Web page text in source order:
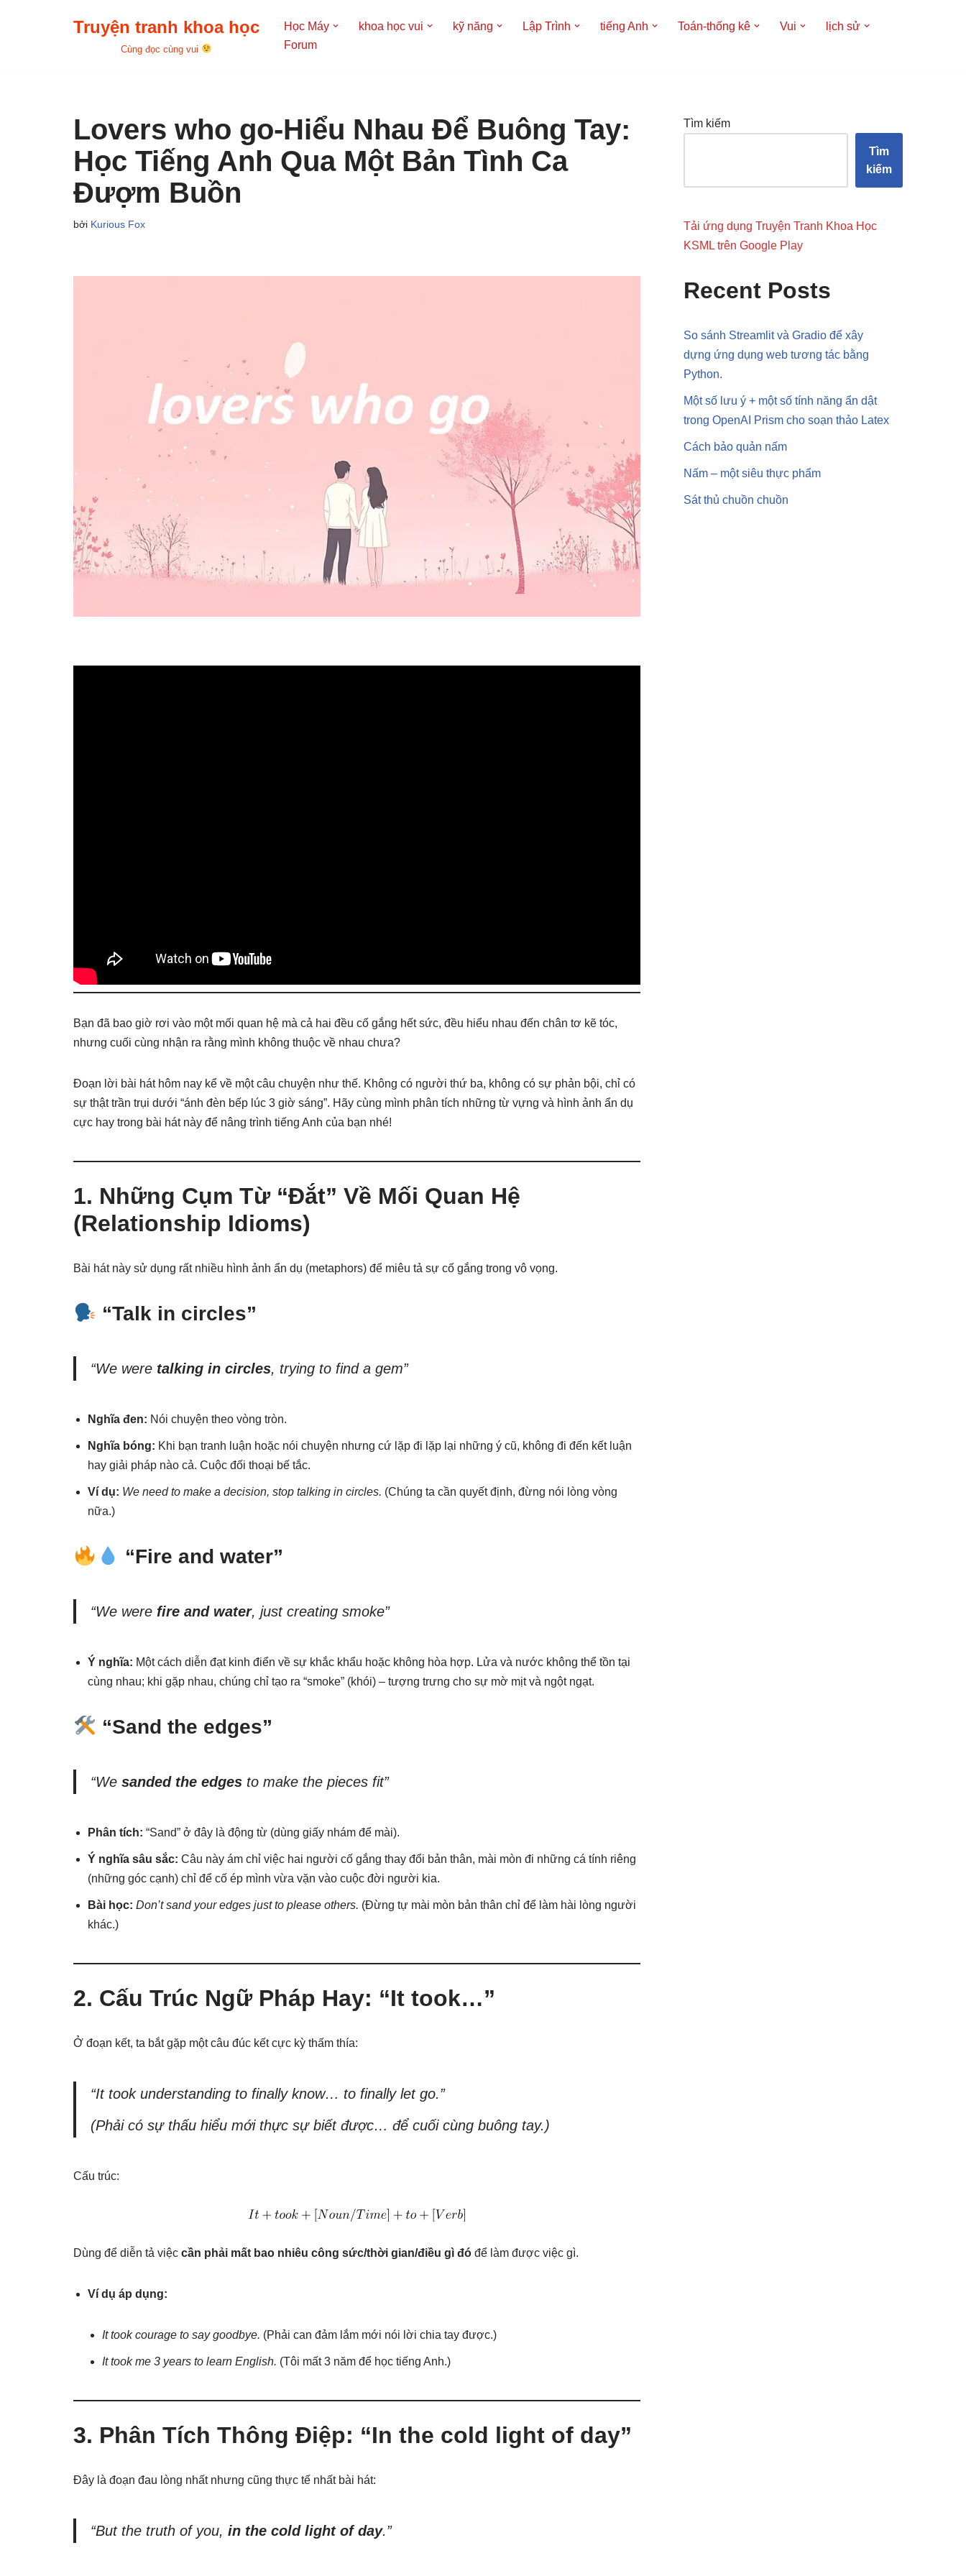
Truyện tranh khoa học
Cùng đọc cùng vui
Học Máy khoa học vui kỹ năng Lập Trình tiếng Anh Toán-thống kê Vui
lịch sử
Forum
Lovers who go-Hiểu Nhau Để Buông Tay:
Học Tiếng Anh Qua Một Bản Tình Ca
Đượm Buồn
bởi Kurious Fox
Bạn đã bao giờ rơi vào một mối quan hệ mà cả hai đều cố gắng hết sức, đều hiểu nhau đến chân tơ kẽ tóc,
nhưng cuối cùng nhận ra rằng mình không thuộc về nhau chưa?
Đoạn lời bài hát hôm nay kể về một câu chuyện như thế. Không có người thứ ba, không có sự phản bội, chỉ có
sự thật trần trụi dưới “ánh đèn bếp lúc 3 giờ sáng”. Hãy cùng mình phân tích những từ vựng và hình ảnh ẩn dụ
cực hay trong bài hát này để nâng trình tiếng Anh của bạn nhé!
1. Những Cụm Từ “Đắt” Về Mối Quan Hệ
(Relationship Idioms)
Bài hát này sử dụng rất nhiều hình ảnh ẩn dụ (metaphors) để miêu tả sự cố gắng trong vô vọng.
“Talk in circles”
“We were talking in circles, trying to find a gem”
Nghĩa đen: Nói chuyện theo vòng tròn.
Nghĩa bóng: Khi bạn tranh luận hoặc nói chuyện nhưng cứ lặp đi lặp lại những ý cũ, không đi đến kết luận
hay giải pháp nào cả. Cuộc đối thoại bế tắc.
Ví dụ: We need to make a decision, stop talking in circles. (Chúng ta cần quyết định, đừng nói lòng vòng
nữa.)
“Fire and water”
“We were fire and water, just creating smoke”
Ý nghĩa: Một cách diễn đạt kinh điển về sự khắc khẩu hoặc không hòa hợp. Lửa và nước không thể tồn tại
cùng nhau; khi gặp nhau, chúng chỉ tạo ra “smoke” (khói) – tượng trưng cho sự mờ mịt và ngột ngạt.
“Sand the edges”
“We sanded the edges to make the pieces fit”
Phân tích: “Sand” ở đây là động từ (dùng giấy nhám để mài).
Ý nghĩa sâu sắc: Câu này ám chỉ việc hai người cố gắng thay đổi bản thân, mài mòn đi những cá tính riêng
(những góc cạnh) chỉ để cố ép mình vừa vặn vào cuộc đời người kia.
Bài học: Don’t sand your edges just to please others. (Đừng tự mài mòn bản thân chỉ để làm hài lòng người
khác.)
2. Cấu Trúc Ngữ Pháp Hay: “It took…”
Ở đoạn kết, ta bắt gặp một câu đúc kết cực kỳ thấm thía:
“It took understanding to finally know… to finally let go.”
(Phải có sự thấu hiểu mới thực sự biết được… để cuối cùng buông tay.)
Cấu trúc:
Dùng để diễn tả việc cần phải mất bao nhiêu công sức/thời gian/điều gì đó để làm được việc gì.
Ví dụ áp dụng:
It took courage to say goodbye. (Phải can đảm lắm mới nói lời chia tay được.)
It took me 3 years to learn English. (Tôi mất 3 năm để học tiếng Anh.)
3. Phân Tích Thông Điệp: “In the cold light of day”
Đây là đoạn đau lòng nhất nhưng cũng thực tế nhất bài hát:
“But the truth of you, in the cold light of day.”
Tìm kiếm
Tìm
kiếm
Tải ứng dụng Truyện Tranh Khoa Học
KSML trên Google Play
Recent Posts
So sánh Streamlit và Gradio để xây
dựng ứng dụng web tương tác bằng
Python.
Một số lưu ý + một số tính năng ẩn dật
trong OpenAI Prism cho soạn thảo Latex
Cách bảo quản nấm
Nấm – một siêu thực phẩm
Sát thủ chuồn chuồn